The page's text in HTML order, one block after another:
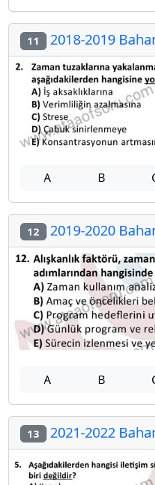
11 2018-2019
A B
12 2019-2020
A B
13 2021-2022